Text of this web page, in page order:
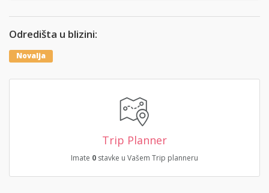
Odredišta u blizini:
Novalja
Trip Planner
Imate 0 stavke u Vašem Trip planneru